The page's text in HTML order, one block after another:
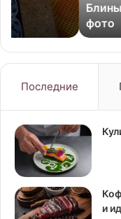
с
фото
Блины с
фото
Последние
и